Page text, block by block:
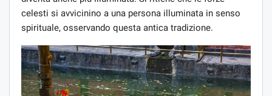
celesti si avvicinino a una persona illuminata in senso
spirituale, osservando questa antica tradizione.